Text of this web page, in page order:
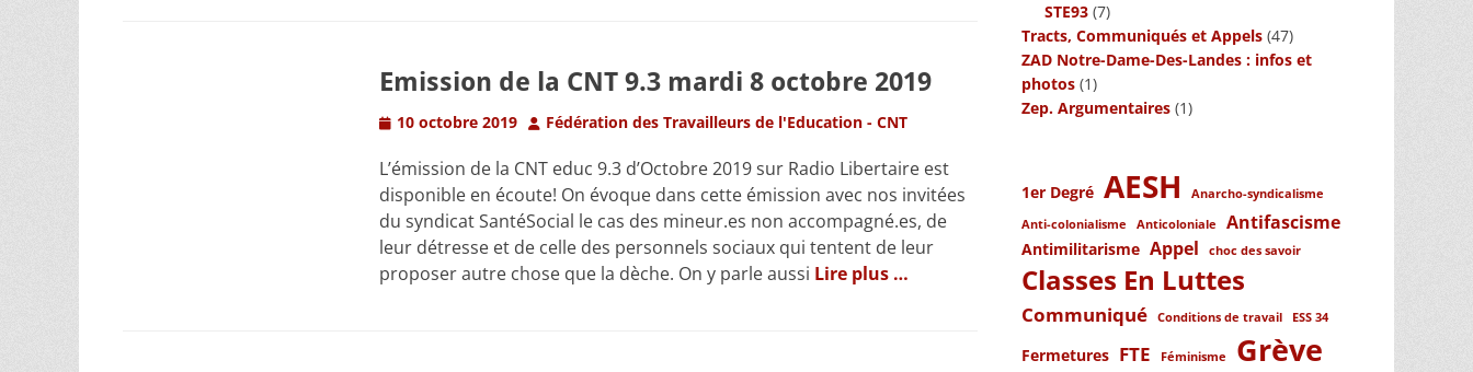
Emission de la CNT 9.3 mardi 8 octobre 2019
Posted
10 octobre 2019 Author
Fédération des Travailleurs de l'Education - CNT
L’émission de la CNT educ 9.3 d’Octobre 2019 sur Radio Libertaire est
disponible en écoute! On évoque dans cette émission avec nos invitées
du syndicat SantéSocial le cas des mineur.es non accompagné.es, de
leur détresse et de celle des personnels sociaux qui tentent de leur
proposer autre chose que la dèche. On y parle aussi Lire plus …
STE93 (7)
Tracts, Communiqués et Appels (47)
ZAD Notre-Dame-Des-Landes : infos et
photos (1)
Zep. Argumentaires (1)
1er Degré AESH
Anarcho-syndicalisme
Anti-colonialisme
Anticoloniale Antifascisme
Antimilitarisme Appel choc des savoir
Classes En Luttes
Communiqué Conditions de travail ESS 34
Fermetures FTE Féminisme Grève